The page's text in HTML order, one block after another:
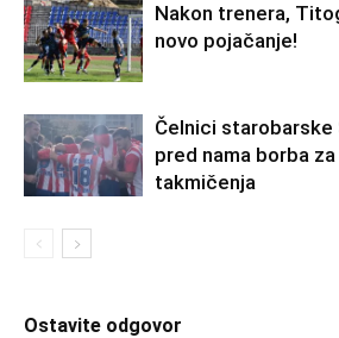
Nakon trenera,
novo pojačanje!
Čelnici starobarske
pred nama borba
takmičenja
Ostavite odgovor